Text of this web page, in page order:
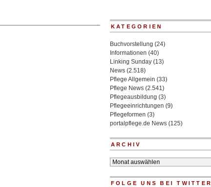
KATEGORIEN
Buchvorstellung (24)
Informationen (40)
Linking Sunday (13)
News (2.518)
Pflege Allgemein (33)
Pflege News (2.541)
Pflegeausbildung (3)
Pflegeeinrichtungen (9)
Pflegeformen (3)
portalpflege.de News (125)
ARCHIV
Archiv
FOLGE UNS BEI TWITTER